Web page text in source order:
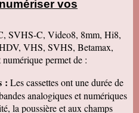
vos
SVHS-C, Video8, 8mm, Hi8,
VHS, SVHS, Betamax,
permet de :
: Les cassettes ont une durée de
analogiques et numériques
la poussière et aux champs